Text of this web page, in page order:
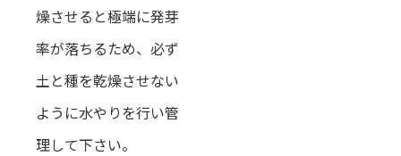
燥させると極端に発芽
率が落ちるため、必ず
土と種を乾燥させない
ように水やりを行い管
理して下さい。